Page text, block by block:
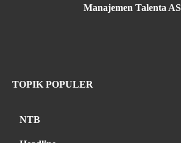
Manajemen Talenta
TOPIK POPULER
NTB